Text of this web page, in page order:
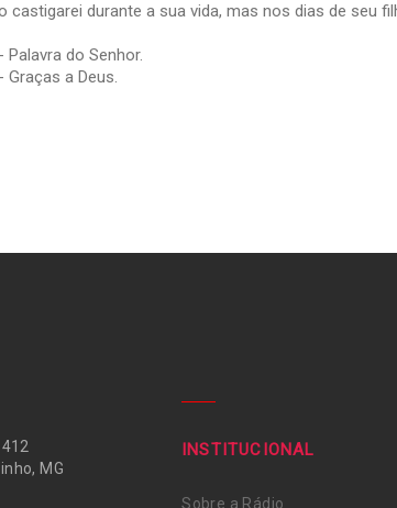
castigarei durante a sua vida, mas nos dias de seu
- Palavra do Senhor.
- Graças a Deus.
MG
INSTITUCIONAL
Sobre a Rádio